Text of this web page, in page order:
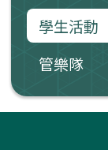
學生活動
管樂隊